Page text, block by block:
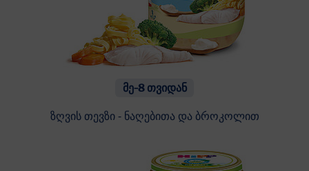
მე-8 თვიდან
ზღვის თევზი - ნაღებითა და ბროკოლით